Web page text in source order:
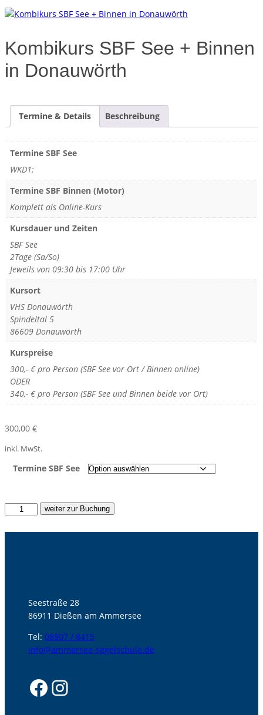
Kombikurs SBF See + Binnen
in Donauwörth
Termine & Details Beschreibung
Termine SBF See
WKD1:
Termine SBF Binnen (Motor)
Komplett als Online-Kurs
Kursdauer und Zeiten
SBF See
2Tage (Sa/So)
Jeweils von 09:30 bis 17:00 Uhr
Kursort
VHS Donauwörth
Spindeltal 5
86609 Donauwörth
Kurspreise
300,- € pro Person (SBF See vor Ort / Binnen online)
ODER
340,- € pro Person (SBF See und Binnen beide vor Ort)
300,00 €
inkl. MwSt.
Termine SBF See
Kombikurs
See
Menge
weiter zur Buchung
Seestraße 28
86911 Dießen am Ammersee
Tel: 08807 / 8415
info@ammersee-segelschule.de
Facebook Instagram